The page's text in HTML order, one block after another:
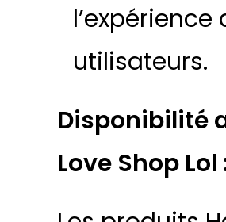
l’expérience
utilisateurs.
Disponibilité
Love Shop Lol